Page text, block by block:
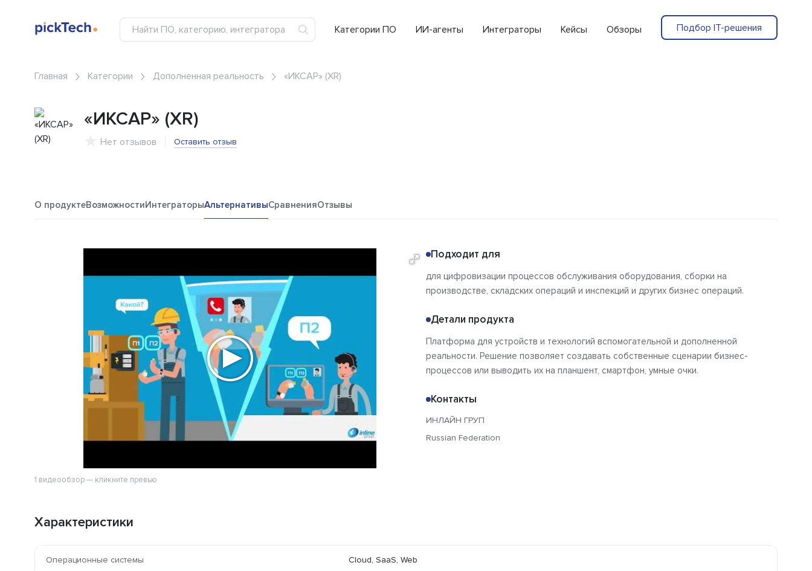
Категории ПО ИИ-агенты Интеграторы Кейсы Обзоры Подбор IT-решения
Главная Категории Дополненная реальность «ИКСАР» (XR)
«ИКСАР» (XR)
Нет отзывов Оставить отзыв
О продуктеВозможностиИнтеграторыАльтернативыСравненияОтзывы
1 видеообзор — кликните превью
Подходит для
для цифровизации процессов обслуживания оборудования, сборки на
производстве, складских операций и инспекций и других бизнес операций.
Детали продукта
Платформа для устройств и технологий вспомогательной и дополненной
реальности. Решение позволяет создавать собственные сценарии бизнес-
процессов или выводить их на планшент, смартфон, умные очки.
Контакты
ИНЛАЙН ГРУП
Russian Federation
Характеристики
Операционные системы Cloud, SaaS, Web